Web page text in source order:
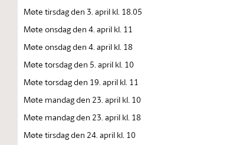
Møte tirsdag den 3. april kl. 18.05
Møte onsdag den 4. april kl. 11
Møte onsdag den 4. april kl. 18
Møte torsdag den 5. april kl. 10
Møte torsdag den 19. april kl. 11
Møte mandag den 23. april kl. 10
Møte mandag den 23. april kl. 18
Møte tirsdag den 24. april kl. 10